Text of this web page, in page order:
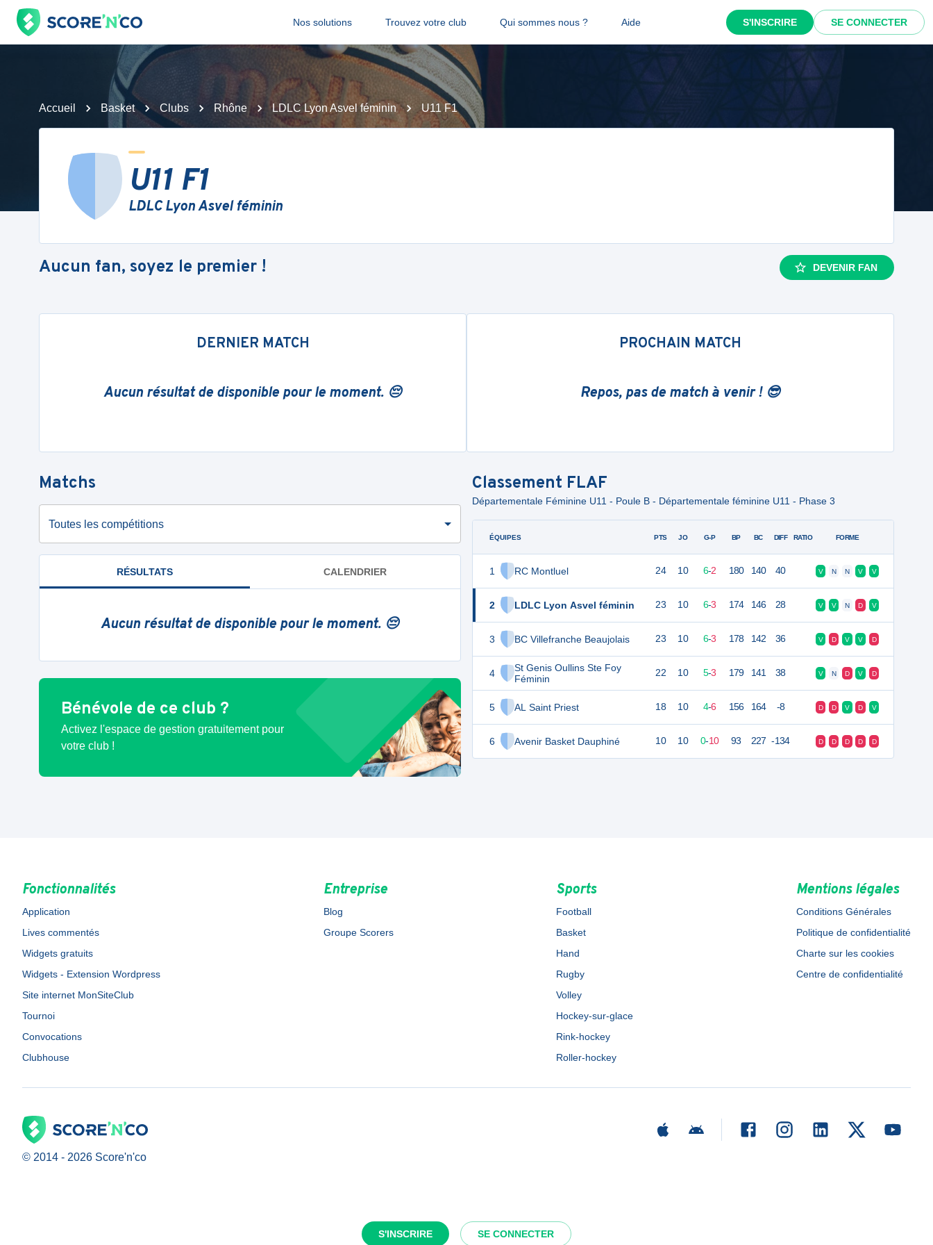
Nos solutions Trouvez votre club Qui sommes nous ? Aide S'INSCRIRE SE CONNECTER
S'INSCRIRE SE CONNECTER
Accueil Basket Clubs Rhône LDLC Lyon Asvel féminin U11 F1
U11 F1
LDLC Lyon Asvel féminin
Aucun fan, soyez le premier ! DEVENIR FAN
DERNIER MATCH
Aucun résultat de disponible pour le moment. 😔
PROCHAIN MATCH
Repos, pas de match à venir ! 😎
Matchs
Toutes les compétitions
RÉSULTATS CALENDRIER
Aucun résultat de disponible pour le moment. 😔
Bénévole de ce club ?
Activez l'espace de gestion gratuitement pour
votre club !
Classement FLAF
Départementale Féminine U11 - Poule B - Départementale féminine U11 - Phase 3
ÉQUIPES
1 RC Montluel
2 LDLC Lyon Asvel féminin
3 BC Villefranche Beaujolais
4
St Genis Oullins Ste Foy
Féminin
5 AL Saint Priest
6 Avenir Basket Dauphiné
PTS JO G-P BP BC DIFF RATIO FORME
24 10 6-2 180 140 40 V N N V V
23 10 6-3 174 146 28 V V N D V
23 10 6-3 178 142 36 V D V V D
22 10 5-3 179 141 38 V N D V D
18 10 4-6 156 164 -8 D D V D V
10 10 0-10 93 227 -134 D D D D D
Fonctionnalités
Application
Lives commentés
Widgets gratuits
Widgets - Extension Wordpress
Site internet MonSiteClub
Tournoi
Convocations
Clubhouse
Entreprise
Blog
Groupe Scorers
Sports
Football
Basket
Hand
Rugby
Volley
Hockey-sur-glace
Rink-hockey
Roller-hockey
Mentions légales
Conditions Générales
Politique de confidentialité
Charte sur les cookies
Centre de confidentialité
© 2014 - 2026 Score'n'co